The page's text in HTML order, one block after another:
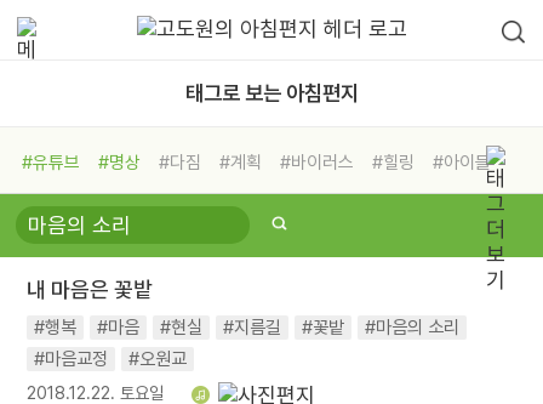
태그로 보는 아침편지
#유튜브 #명상 #다짐 #계획 #바이러스 #힐링
#아이들
#비전캠프
#독서캠프 #삶
#희망
#나눔 #친구 #링컨학교
#독서
#건강 #면역력
내 마음은 꽃밭
#행복 #마음 #현실 #지름길 #꽃밭
#마음의 소리
#마음교정
#오원교
2018.12.22. 토요일